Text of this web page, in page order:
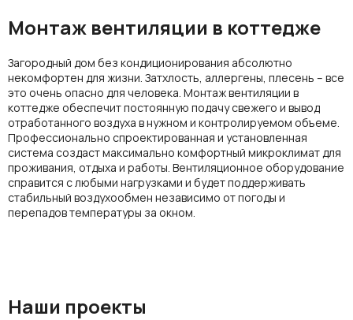
Монтаж вентиляции в коттедже
Загородный дом без кондиционирования абсолютно
некомфортен для жизни. Затхлость, аллергены, плесень – все
это очень опасно для человека. Монтаж вентиляции в
коттедже обеспечит постоянную подачу свежего и вывод
отработанного воздуха в нужном и контролируемом объеме.
Профессионально спроектированная и установленная
система создаст максимально комфортный микроклимат для
проживания, отдыха и работы. Вентиляционное оборудование
справится с любыми нагрузками и будет поддерживать
стабильный воздухообмен независимо от погоды и
перепадовтемпературы за окном.
Наши проекты